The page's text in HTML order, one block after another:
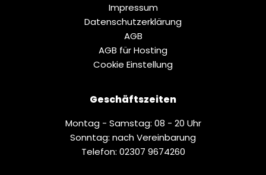
Impressum
Datenschutz­erklärung
AGB
AGB für Hosting
Cookie Einstellung
Geschäftszeiten
Montag - Samstag: 08 - 20 Uhr
Sonntag: nach Vereinbarung
Telefon: 02307 9674260